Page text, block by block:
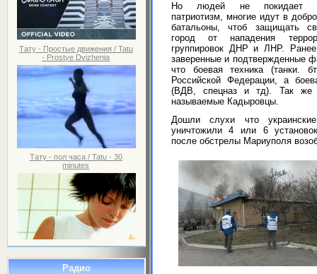
Тату - Простые движения / Tatu
- Prostye Dvizhenia
Тату - пол часа / Tatu - 30
minutes
Радио
Но людей не покидает
патриотизм, многие идут в
батальоны, чтоб защищать
город от нападения
группировок ДНР и ЛНР.
заверенные и подтвержденные
что боевая техника (танки.
Российской Федерации, а
(ВДВ, спецназ и тд). Так же
называемые Кадыровцы.
Дошли слухи что
уничтожили 4 или 6
после обстрелы Мариуполя